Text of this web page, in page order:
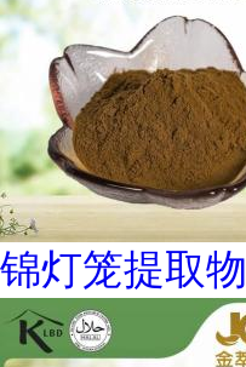
锦灯笼提取物